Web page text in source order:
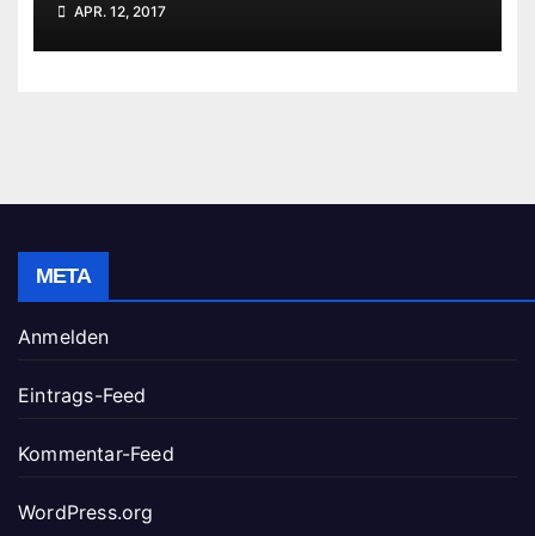
APR. 12, 2017
META
Anmelden
Eintrags-Feed
Kommentar-Feed
WordPress.org